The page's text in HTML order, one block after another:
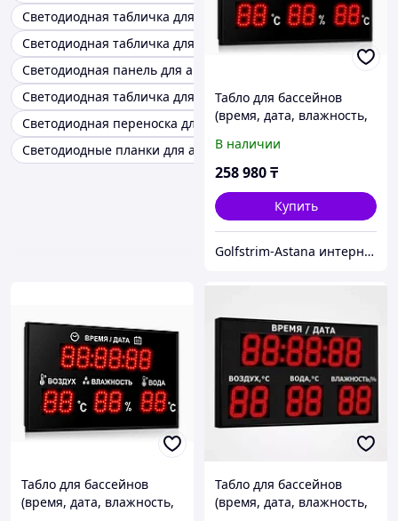
Светодиодная табличка для автосервиса
Светодиодная табличка для школы
Светодиодная панель для автомобиля
Светодиодная табличка для гостиницы
Светодиодная переноска для автомобиля
Светодиодные планки для авто
Табло для бассейнов
(время, дата, влажность,
воздуха)
В наличии
258 980₸
Купить
Golfstrim-Astana интернет-магазин: бассейны, сауны, бани, фитобочки, купели, системы обогрева
Табло для бассейнов
(время, дата, влажность,
Табло для бассейнов
(время, дата, влажность,